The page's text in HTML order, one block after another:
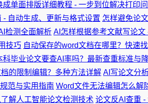
成单面排版详细教程 - 一步到位解决打印
自动生成、更新与格式设置 怎样避免论
检测全面解析 AI怎样根据参考文献写论
技巧 自动保存的word文档在哪里？快速
科毕业论文要查AI率吗？最新查重标准与
的限制编辑？多种方法详解 AI写论文分
范与实用指南 Word文件无法编辑怎么解
解人工智能论文检测技术 论文反AI查重